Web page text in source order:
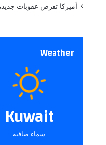
أميركا تفرض عقوبات
Weather
Kuwait
سماء صافية